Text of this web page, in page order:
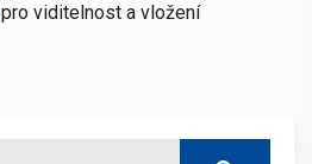
pro viditelnost a vložení